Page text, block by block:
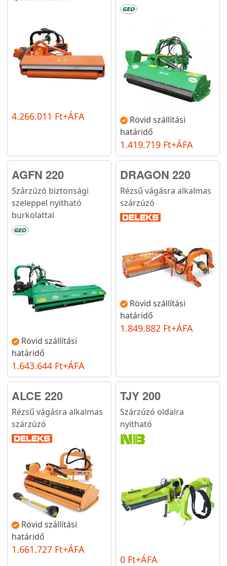
4.266.011 Ft+ÁFA
Rövid szállítási
határidő
1.419.719 Ft+ÁFA
AGFN 220
Szárzúzó biztonsági
szeleppel nyitható
burkolattal
Rövid szállítási
határidő
1.643.644 Ft+ÁFA
DRAGON 220
Rézsű vágásra alkalmas
szárzúzó
Rövid szállítási
határidő
1.849.882 Ft+ÁFA
ALCE 220
Rézsű vágásra alkalmas
szárzúzó
Rövid szállítási
határidő
1.661.727 Ft+ÁFA
TJY 200
Szárzúzó oldalra
nyitható
0 Ft+ÁFA